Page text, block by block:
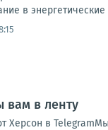
в
вам в ленту
Херсон в